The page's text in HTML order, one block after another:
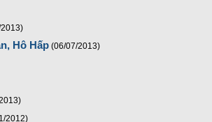
Hô Hấp (06/07/2013)
2012)